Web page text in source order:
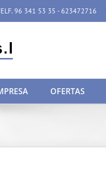
96 341 53 35 - 623472716
OFERTAS